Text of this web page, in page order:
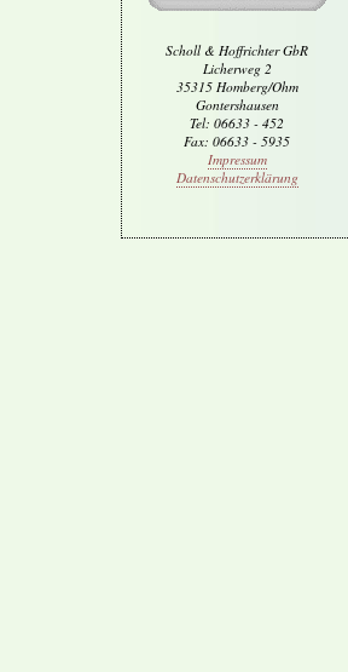
Scholl & Hoffrichter GbR
Licherweg 2
35315 Homberg/Ohm
Gontershausen
Tel: 06633 - 452
Fax: 06633 - 5935
Impressum
Datenschutzerklärung